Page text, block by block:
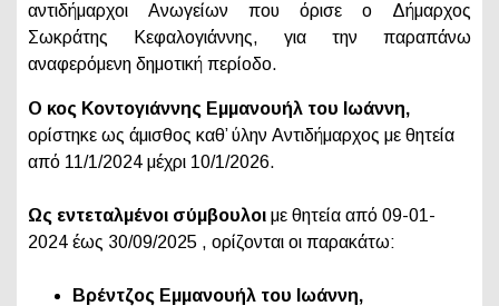
αντιδήμαρχοι Ανωγείων που όρισε ο Δήμαρχος
Σωκράτης Κεφαλογιάννης, για την παραπάνω
αναφερόμενη δημοτική περίοδο.
Ο κος Κοντογιάννης Εμμανουήλ του Ιωάννη,
ορίστηκε ως άμισθος καθ’ ύλην Αντιδήμαρχος με θητεία
από 11/1/2024 μέχρι 10/1/2026.
Ως εντεταλμένοι σύμβουλοι με θητεία από 09-01-
2024 έως 30/09/2025 , ορίζονται οι παρακάτω:
Βρέντζος Εμμανουήλ του Ιωάννη,